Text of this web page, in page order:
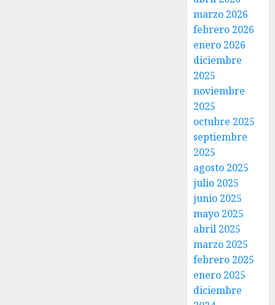
marzo 2026
febrero 2026
enero 2026
diciembre
2025
noviembre
2025
octubre 2025
septiembre
2025
agosto 2025
julio 2025
junio 2025
mayo 2025
abril 2025
marzo 2025
febrero 2025
enero 2025
diciembre